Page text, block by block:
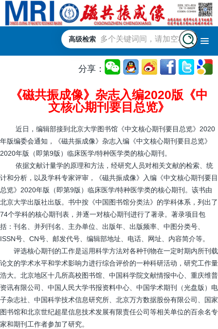
高级检索
分享：
《磁共振成像》杂志入编2020版《中
文核心期刊要目总览》
近日，编辑部接到北京大学图书馆《中文核心期刊要目总览》2020
年版编委会通知，《磁共振成像》杂志入编《中文核心期刊要目总览》
2020年版（即第9版）临床医学/特种医学类的核心期刊。
依据文献计量学的原理和方法，经研究人员对相关文献的检索、统
计和分析，以及学科专家评审，《磁共振成像》入编《中文核心期刊要目
总览》2020年版（即第9版）临床医学/特种医学类的核心期刊。该书由
北京大学出版社出版。书中按《中国图书馆分类法》的学科体系，列出了
74个学科的核心期刊表，并逐一对核心期刊进行了著录。著录项目包
括：刊名、并列刊名、主办单位、出版年、出版频率、中图分类号、
ISSN号、CN号、邮发代号、编辑部地址、电话、网址、内容简介等。
评选核心期刊的工作是运用科学方法对各种刊物在一定时期内所刊载
论文的学术水平和学术影响力进行综合评价的一种科研活动，研究工作量
浩大。北京地区十几所高校图书馆、中国科学院文献情报中心、重庆维普
资讯有限公司、中国人民大学书报资料中心、中国学术期刊（光盘版）电
子杂志社、中国科学技术信息研究所、北京万方数据股份有限公司、国家
图书馆和北京世纪超星信息技术发展有限责任公司等相关单位的百余名专
家和期刊工作者参加了研究。